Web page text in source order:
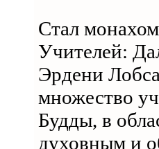
Стал
Учителей:
Эрдени
множество
Будды, в
духовным и